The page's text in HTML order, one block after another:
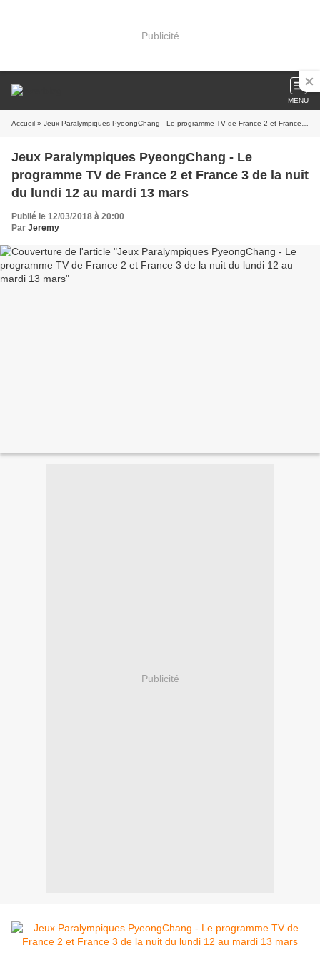
Publicité
MENU
Accueil » Jeux Paralympiques PyeongChang - Le programme TV de France 2 et France 3 de la nuit du lundi 12 au mardi 13 mars
Jeux Paralympiques PyeongChang - Le
programme TV de France 2 et France 3 de la nuit
du lundi 12 au mardi 13 mars
Publié le 12/03/2018 à 20:00
Par Jeremy
Publicité